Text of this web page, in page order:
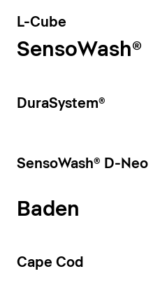
L-Cube
SensoWash®
DuraSystem®
SensoWash® D-Neo
Baden
Cape Cod